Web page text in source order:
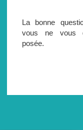
La bonne
vous ne vous
posée.